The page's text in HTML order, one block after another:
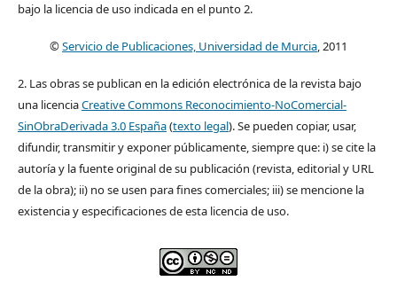
bajo la licencia de uso indicada en el punto 2.
©Servicio de Publicaciones, Universidad de Murcia, 2011
2. Las obras se publican en la edición electrónica de la revista bajo
una licenciaCreative Commons Reconocimiento-NoComercial-
SinObraDerivada 3.0 España(texto legal). Se pueden copiar, usar,
difundir, transmitir y exponer públicamente, siempre que: i) se cite la
autoría y la fuente original de su publicación (revista, editorial y URL
de la obra); ii) no se usen para fines comerciales; iii) se mencione la
existencia y especificaciones de esta licencia de uso.